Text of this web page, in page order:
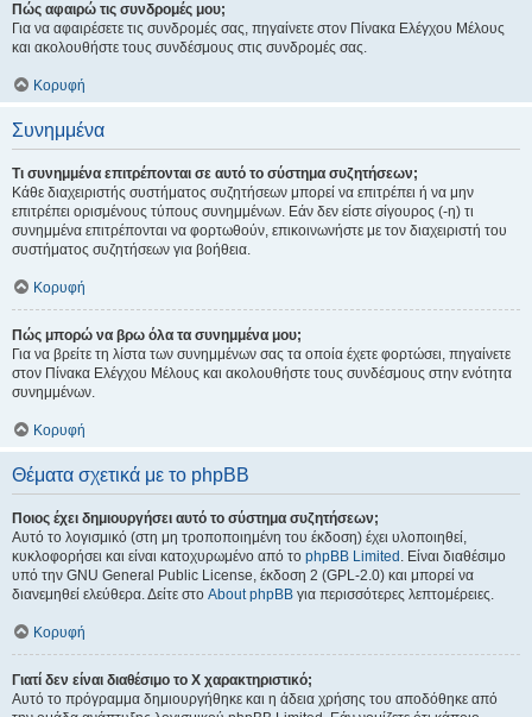
Πώς αφαιρώ τις συνδρομές μου;
Για να αφαιρέσετε τις συνδρομές σας, πηγαίνετε στον Πίνακα Ελέγχου Μέλους
και ακολουθήστε τους συνδέσμους στις συνδρομές σας.
Κορυφή
Συνημμένα
Τι συνημμένα επιτρέπονται σε αυτό το σύστημα συζητήσεων;
Κάθε διαχειριστής συστήματος συζητήσεων μπορεί να επιτρέπει ή να μην
επιτρέπει ορισμένους τύπους συνημμένων. Εάν δεν είστε σίγουρος (-η) τι
συνημμένα επιτρέπονται να φορτωθούν, επικοινωνήστε με τον διαχειριστή του
συστήματος συζητήσεων για βοήθεια.
Κορυφή
Πώς μπορώ να βρω όλα τα συνημμένα μου;
Για να βρείτε τη λίστα των συνημμένων σας τα οποία έχετε φορτώσει, πηγαίνετε
στον Πίνακα Ελέγχου Μέλους και ακολουθήστε τους συνδέσμους στην ενότητα
συνημμένων.
Κορυφή
Θέματα σχετικά με το phpBB
Ποιος έχει δημιουργήσει αυτό το σύστημα συζητήσεων;
Αυτό το λογισμικό (στη μη τροποποιημένη του έκδοση) έχει υλοποιηθεί,
κυκλοφορήσει και είναι κατοχυρωμένο από το phpBB Limited . Είναι διαθέσιμο
υπό την GNU General Public License, έκδοση 2 (GPL-2.0) και μπορεί να
διανεμηθεί ελεύθερα. Δείτε στο About phpBB για περισσότερες λεπτομέρειες.
Κορυφή
Γιατί δεν είναι διαθέσιμο το Χ χαρακτηριστικό;
Αυτό το πρόγραμμα δημιουργήθηκε και η άδεια χρήσης του αποδόθηκε από